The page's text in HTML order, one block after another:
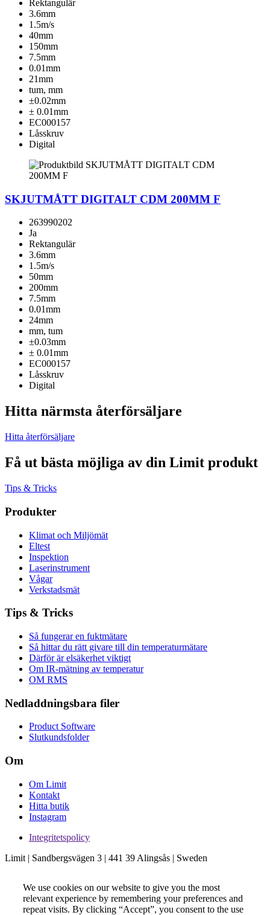
Rektangulär
3.6mm
1.5m/s
40mm
150mm
7.5mm
0.01mm
21mm
tum, mm
±0.02mm
± 0.01mm
EC000157
Låsskruv
Digital
SKJUTMÅTT DIGITALT CDM 200MM F
263990202
Ja
Rektangulär
3.6mm
1.5m/s
50mm
200mm
7.5mm
0.01mm
24mm
mm, tum
±0.03mm
± 0.01mm
EC000157
Låsskruv
Digital
Hitta närmsta återförsäljare
Hitta återförsäljare
Få ut bästa möjliga av din Limit produkt
Tips & Tricks
Produkter
Klimat och Miljömät
Eltest
Inspektion
Laserinstrument
Vågar
Verkstadsmät
Tips & Tricks
Så fungerar en fuktmätare
Så hittar du rätt givare till din temperaturmätare
Därför är elsäkerhet viktigt
Om IR-mätning av temperatur
OM RMS
Nedladdningsbara filer
Product Software
Slutkundsfolder
Om
Om Limit
Kontakt
Hitta butik
Instagram
Integritetspolicy
Limit | Sandbergsvägen 3 | 441 39 Alingsås | Sweden
We use cookies on our website to give you the most
relevant experience by remembering your preferences and
repeat visits. By clicking “Accept”, you consent to the use